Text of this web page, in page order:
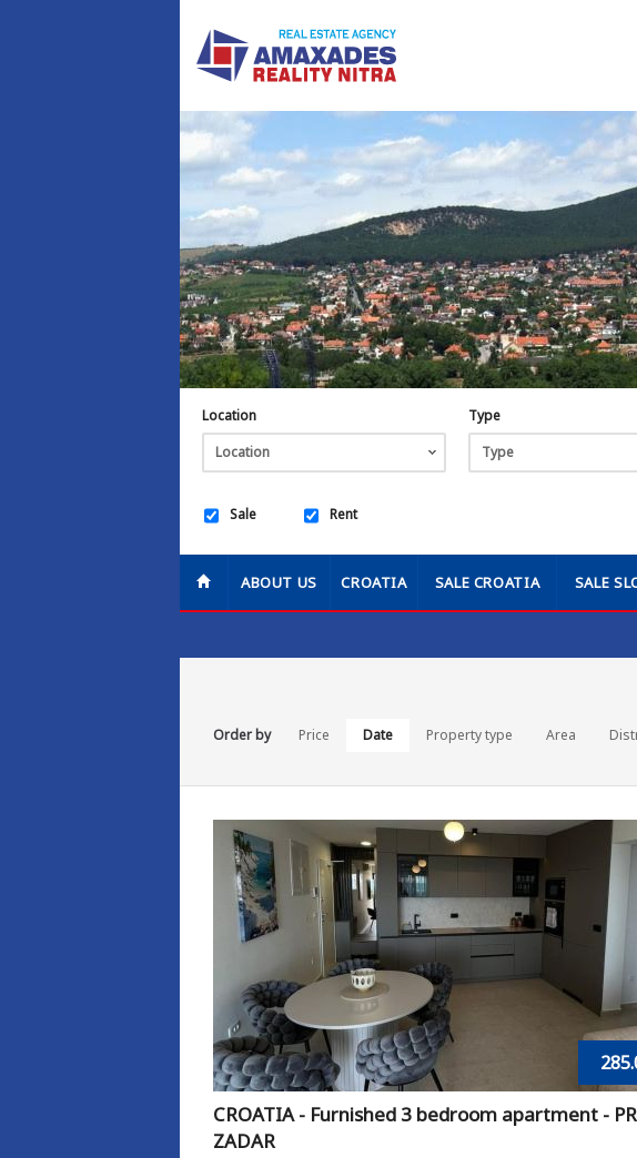
Order by Price Date Property type Area
CROATIA - Furnished 3 bedroom apartment -
ZADAR
ABOUT US CROATIA SALE CROATIA SALE
Location
Location
Type
Type
Sale Rent